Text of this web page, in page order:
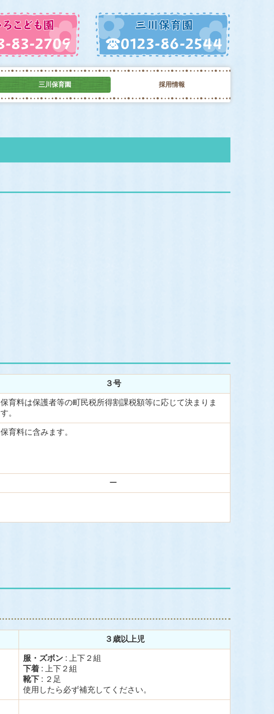
三川保育園 採用情報
３号
保育料は保護者等の町民税所得割課税額等に応じて決まりま
す。
保育料に含みます。
ー
３歳以上児
服・ズボン : 上下２組
下着 : 上下２組
靴下 : ２足
使用したら必ず補充してください。